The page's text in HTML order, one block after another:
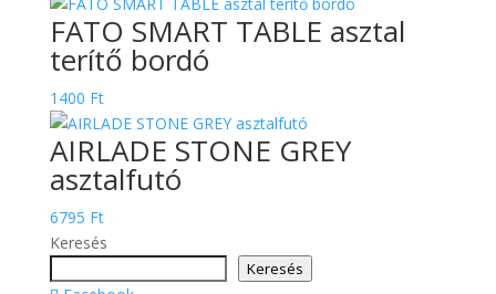
FATO SMART TABLE asztal
terítő bordó
1400 Ft
AIRLADE STONE GREY
asztalfutó
6795 Ft
Keresés
Keresés